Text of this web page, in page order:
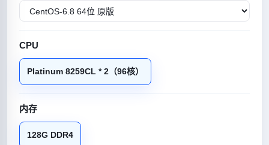
CPU
Platinum 8259CL * 2（96核）
内存
128G DDR4